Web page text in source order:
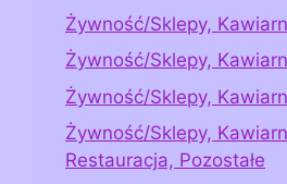
Żywność/Sklepy,
Żywność/Sklepy,
Żywność/Sklepy,
Żywność/Sklepy,
Restauracja, Pozostałe